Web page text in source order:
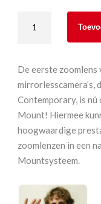
mm
F2.8
DC
DN
Canon
aantal
De eerste zoomlens
mirrorlesscamera’s,
Contemporary, is nú
Mount! Hiermee
hoogwaardige
zoomlenzen in een
Mountsysteem.